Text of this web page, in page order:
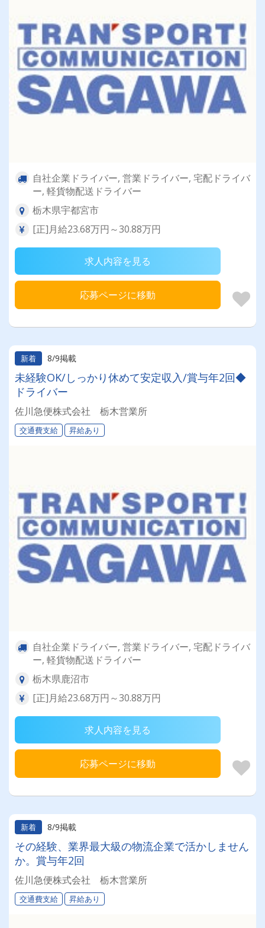
自社企業ドライバー, 営業ドライバー, 宅配ドライバ
ー, 軽貨物配送ドライバー
栃木県宇都宮市
[正]月給23.68万円～30.88万円
求人内容を見る
応募ページに移動
新着 8/9掲載
未経験OK/しっかり休めて安定収入/賞与年2回◆
ドライバー
佐川急便株式会社 栃木営業所
交通費支給 昇給あり
自社企業ドライバー, 営業ドライバー, 宅配ドライバ
ー, 軽貨物配送ドライバー
栃木県鹿沼市
[正]月給23.68万円～30.88万円
求人内容を見る
応募ページに移動
新着 8/9掲載
その経験、業界最大級の物流企業で活かしません
か。賞与年2回
佐川急便株式会社 栃木営業所
交通費支給 昇給あり